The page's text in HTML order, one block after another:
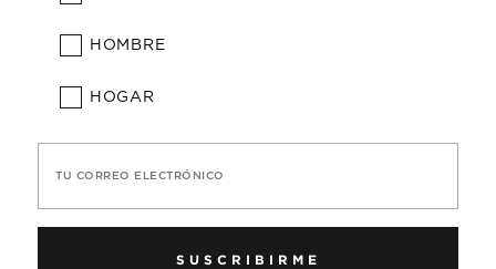
HOMBRE
HOGAR
TU CORREO ELECTRÓNICO
SUSCRIBIRME